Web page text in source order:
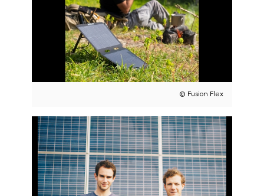
© Fusion Flex